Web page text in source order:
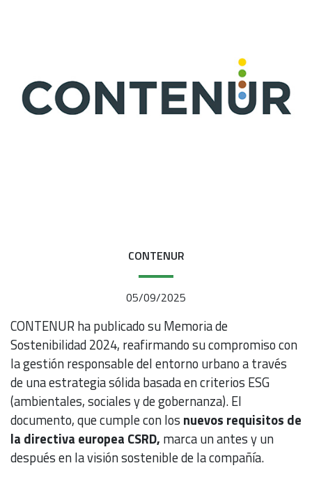
CONTENUR
05/09/2025
CONTENUR ha publicado su Memoria de
Sostenibilidad 2024, reafirmando su compromiso con
la gestión responsable del entorno urbano a través
de una estrategia sólida basada en criterios ESG
(ambientales, sociales y de gobernanza). El
documento, que cumple con los nuevos requisitos de
la directiva europea CSRD, marca un antes y un
después en la visión sostenible de la compañía.